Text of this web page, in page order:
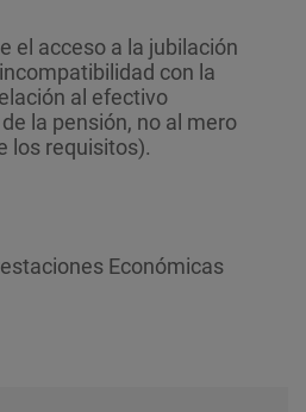
el acceso a la jubilación
con la
al efectivo
la pensión, no al mero
los requisitos).
Económicas